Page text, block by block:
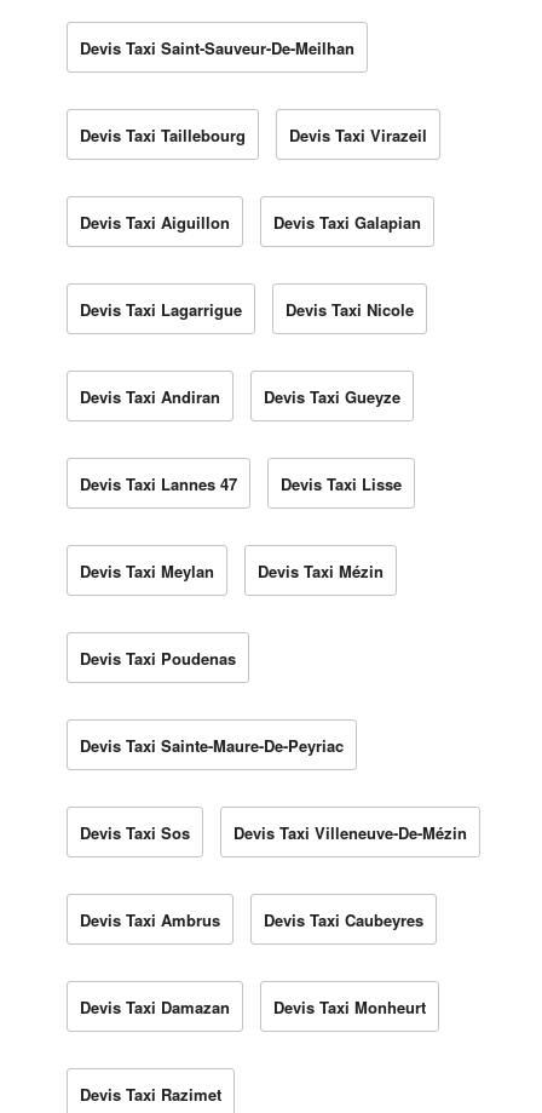
Devis Taxi Saint-Sauveur-De-Meilhan
Devis Taxi Taillebourg Devis Taxi Virazeil
Devis Taxi Aiguillon Devis Taxi Galapian
Devis Taxi Lagarrigue Devis Taxi Nicole
Devis Taxi Andiran Devis Taxi Gueyze
Devis Taxi Lannes 47 Devis Taxi Lisse
Devis Taxi Meylan Devis Taxi Mézin
Devis Taxi Poudenas
Devis Taxi Sainte-Maure-De-Peyriac
Devis Taxi Sos Devis Taxi Villeneuve-De-Mézin
Devis Taxi Ambrus Devis Taxi Caubeyres
Devis Taxi Damazan Devis Taxi Monheurt
Devis Taxi Razimet